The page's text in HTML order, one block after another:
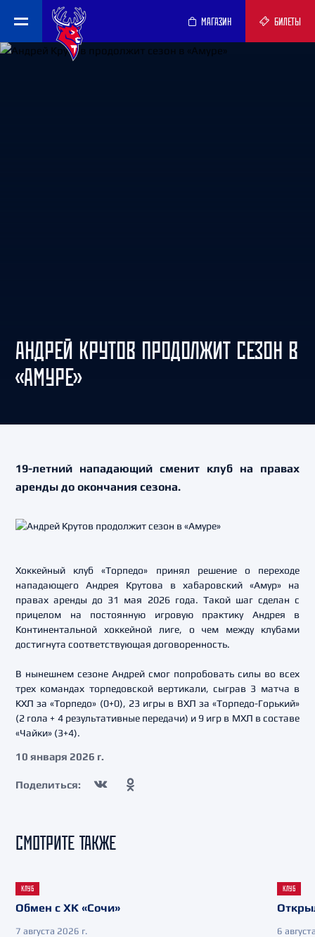
МАГАЗИН БИЛЕТЫ
АНДРЕЙ КРУТОВ ПРОДОЛЖИТ СЕЗОН В
«АМУРЕ»
19-летний нападающий сменит клуб на правах
аренды до окончания сезона.
Хоккейный клуб «Торпедо» принял решение о переходе
нападающего Андрея Крутова в хабаровский «Амур» на
правах аренды до 31 мая 2026 года. Такой шаг сделан с
прицелом на постоянную игровую практику Андрея в
Континентальной хоккейной лиге, о чем между клубами
достигнута соответствующая договоренность.
В нынешнем сезоне Андрей смог попробовать силы во всех
трех командах торпедовской вертикали, сыграв 3 матча в
КХЛ за «Торпедо» (0+0), 23 игры в ВХЛ за «Торпедо-Горький»
(2 гола + 4 результативные передачи) и 9 игр в МХЛ в составе
«Чайки» (3+4).
10 января 2026 г.
Поделиться:
СМОТРИТЕ ТАКЖЕ
КЛУБ
Обмен с ХК «Сочи»
7 августа 2026 г.
КЛУБ
6